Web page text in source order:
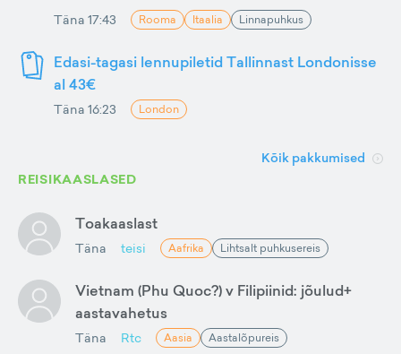
Täna 17:43 Rooma Itaalia Linnapuhkus
Edasi-tagasi lennupiletid Tallinnast Londonisse
al 43€
Täna 16:23 London
Kõik pakkumised
REISIKAASLASED
Toakaaslast
Täna teisi Aafrika Lihtsalt puhkusereis
Vietnam (Phu Quoc?) v Filipiinid: jõulud+
aastavahetus
Täna Rtc Aasia Aastalõpureis